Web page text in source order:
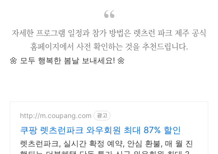
자세한 프로그램 일정과 참가 방법은 렛츠런 파크 제주 공식
홈페이지에서 사전 확인하는 것을 추천드립니다.
🌼 모두 행복한 봄날 보내세요! 🌼
http://m.coupang.com 광고
쿠팡 렛츠런파크 와우회원 최대 87% 할인
렛츠런파크, 실시간 확정 예약, 안심 환불, 매 월 진